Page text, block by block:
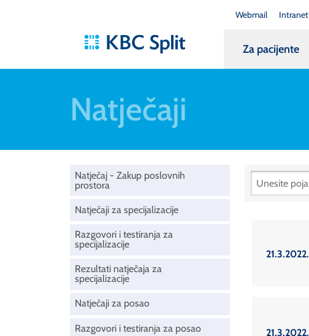
Webmail Intranet
Za pacijente
Natječaji
Natječaj - Zakup poslovnih
prostora
Natječaji za specijalizacije
Razgovori i testiranja za
specijalizacije
Rezultati natječaja za
specijalizacije
Natječaji za posao
Razgovori i testiranja za posao
21.3.2022.
21.3.2022.